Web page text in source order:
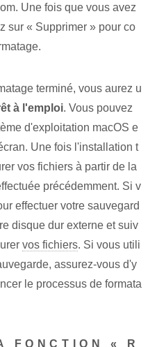
Une fois que vous avez
sur « Supprimer » pour co
terminé, vous aurez u
à l'emploi. Vous pouvez
d'exploitation macOS e
Une fois l'installation t
vos fichiers à partir de la
précédemment. Si v
effectuer votre sauvegard
disque dur⁢ externe ⁤et⁤ suiv
vos fichiers. Si vous utili
assurez-vous d'y
le processus de formata
FONCTION « R